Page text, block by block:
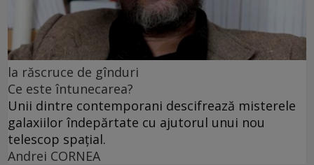
la răscruce de gînduri
Ce este întunecarea?
Unii dintre contemporani descifrează misterele
galaxiilor îndepărtate cu ajutorul unui nou
telescop spațial.
Andrei CORNEA